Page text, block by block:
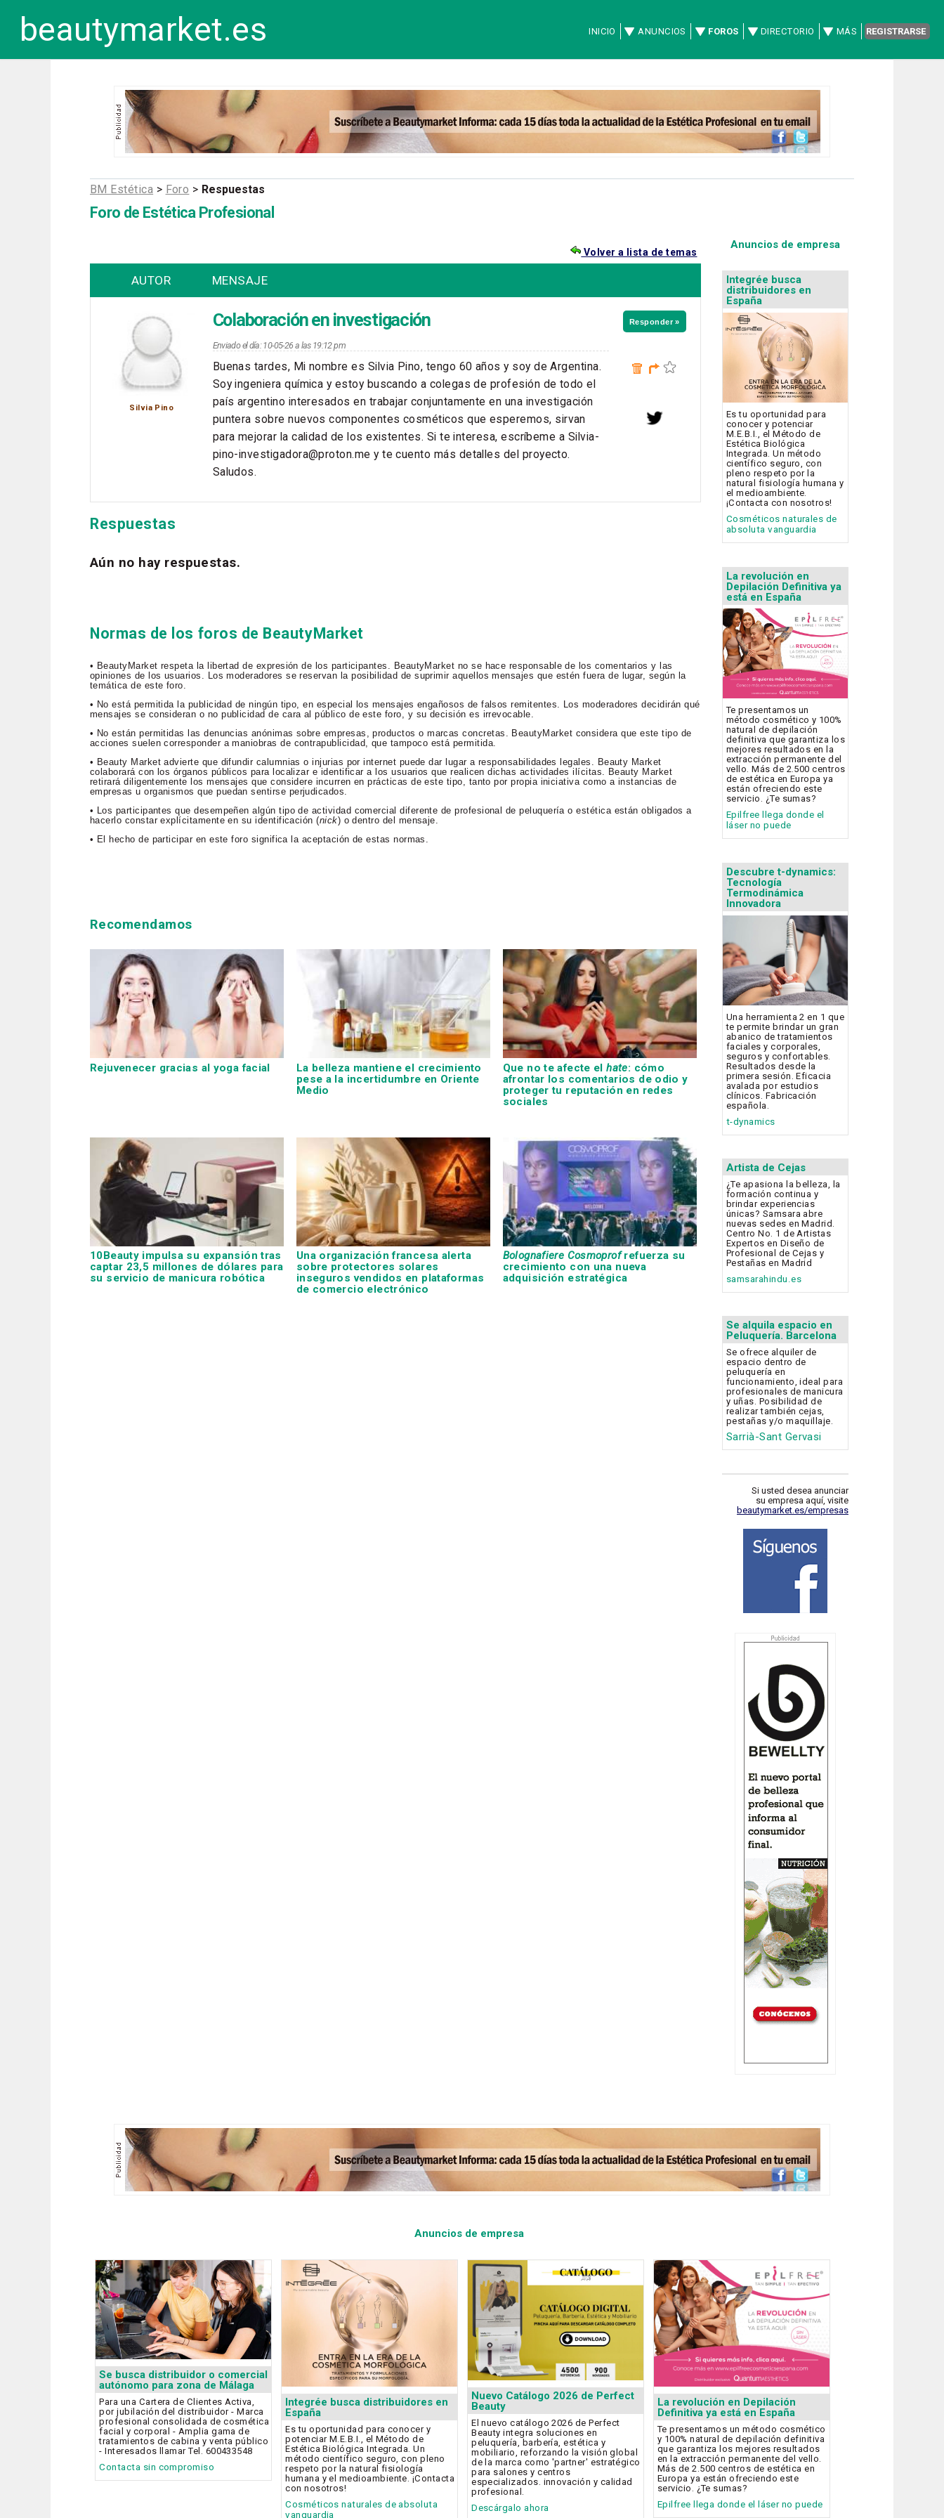
beautymarket.es INICIO ANUNCIOS FOROS DIRECTORIO MÁS REGISTRARSE
BM Estética > Foro > Respuestas
Foro de Estética Profesional
Volver a lista de temas
AUTOR MENSAJE
Silvia Pino
Colaboración en investigación
Enviado el día: 10-05-26 a las 19:12 pm
Buenas tardes, Mi nombre es Silvia Pino, tengo 60 años y soy de Argentina.
Soy ingeniera química y estoy buscando a colegas de profesión de todo el
país argentino interesados en trabajar conjuntamente en una investigación
puntera sobre nuevos componentes cosméticos que esperemos, sirvan
para mejorar la calidad de los existentes. Si te interesa, escríbeme a Silvia-
pino-investigadora@proton.me y te cuento más detalles del proyecto.
Saludos.
Responder »
Respuestas
Aún no hay respuestas.
Normas de los foros de BeautyMarket
• BeautyMarket respeta la libertad de expresión de los participantes. BeautyMarket no se hace responsable de los comentarios y las
opiniones de los usuarios. Los moderadores se reservan la posibilidad de suprimir aquellos mensajes que estén fuera de lugar, según la
temática de este foro.
• No está permitida la publicidad de ningún tipo, en especial los mensajes engañosos de falsos remitentes. Los moderadores decidirán qué
mensajes se consideran o no publicidad de cara al público de este foro, y su decisión es irrevocable.
• No están permitidas las denuncias anónimas sobre empresas, productos o marcas concretas. BeautyMarket considera que este tipo de
acciones suelen corresponder a maniobras de contrapublicidad, que tampoco está permitida.
• Beauty Market advierte que difundir calumnias o injurias por internet puede dar lugar a responsabilidades legales. Beauty Market
colaborará con los órganos públicos para localizar e identificar a los usuarios que realicen dichas actividades ilícitas. Beauty Market
retirará diligentemente los mensajes que considere incurren en prácticas de este tipo, tanto por propia iniciativa como a instancias de
empresas u organismos que puedan sentirse perjudicados.
• Los participantes que desempeñen algún tipo de actividad comercial diferente de profesional de peluquería o estética están obligados a
hacerlo constar explícitamente en su identificación (nick) o dentro del mensaje.
• El hecho de participar en este foro significa la aceptación de estas normas.
Recomendamos
Rejuvenecer gracias al yoga facial
La belleza mantiene el crecimiento
pese a la incertidumbre en Oriente
Medio
Que no te afecte elhate: cómo
afrontar los comentarios de odio y
proteger tu reputación en redes
sociales
10Beauty impulsa su expansión tras
captar 23,5 millones de dólares para
su servicio de manicura robótica
Una organización francesa alerta
sobre protectores solares
inseguros vendidos en plataformas
de comercio electrónico
Bolognafiere Cosmoprofrefuerza su
crecimiento con una nueva
adquisición estratégica
Anuncios de empresa
Integrée busca
distribuidores en
España
Es tu oportunidad para
conocer y potenciar
M.E.B.I., el Método de
Estética Biológica
Integrada. Un método
científico seguro, con
pleno respeto por la
natural fisiología humana y
el medioambiente.
¡Contacta con nosotros!
Cosméticos naturales de
absoluta vanguardia
La revolución en
Depilación Definitiva ya
está en España
Te presentamos un
método cosmético y 100%
natural de depilación
definitiva que garantiza los
mejores resultados en la
extracción permanente del
vello. Más de 2.500 centros
de estética en Europa ya
están ofreciendo este
servicio. ¿Te sumas?
Epilfree llega donde el
láser no puede
Descubre t-dynamics:
Tecnología
Termodinámica
Innovadora
Una herramienta 2 en 1 que
te permite brindar un gran
abanico de tratamientos
faciales y corporales,
seguros y confortables.
Resultados desde la
primera sesión. Eficacia
avalada por estudios
clínicos. Fabricación
española.
t-dynamics
Artista de Cejas
¿Te apasiona la belleza, la
formación continua y
brindar experiencias
únicas? Samsara abre
nuevas sedes en Madrid.
Centro No. 1 de Artistas
Expertos en Diseño de
Profesional de Cejas y
Pestañas en Madrid
samsarahindu.es
Se alquila espacio en
Peluquería. Barcelona
Se ofrece alquiler de
espacio dentro de
peluquería en
funcionamiento, ideal para
profesionales de manicura
y uñas. Posibilidad de
realizar también cejas,
pestañas y/o maquillaje.
Sarrià-Sant Gervasi
Si usted desea anunciar
su empresa aquí, visite
beautymarket.es/empresas
Anuncios de empresa
Se busca distribuidor o comercial
autónomo para zona de Málaga
Para una Cartera de Clientes Activa,
por jubilación del distribuidor - Marca
profesional consolidada de cosmética
facial y corporal - Amplia gama de
tratamientos de cabina y venta público
- Interesados llamar Tel. 600433548
Contacta sin compromiso
Integrée busca distribuidores en
España
Es tu oportunidad para conocer y
potenciar M.E.B.I., el Método de
Estética Biológica Integrada. Un
método científico seguro, con pleno
respeto por la natural fisiología
humana y el medioambiente. ¡Contacta
con nosotros!
Cosméticos naturales de absoluta
vanguardia
Nuevo Catálogo 2026 de Perfect
Beauty
El nuevo catálogo 2026 de Perfect
Beauty integra soluciones en
peluquería, barbería, estética y
mobiliario, reforzando la visión global
de la marca como 'partner' estratégico
para salones y centros
especializados. innovación y calidad
profesional.
Descárgalo ahora
La revolución en Depilación
Definitiva ya está en España
Te presentamos un método cosmético
y 100% natural de depilación definitiva
que garantiza los mejores resultados
en la extracción permanente del vello.
Más de 2.500 centros de estética en
Europa ya están ofreciendo este
servicio. ¿Te sumas?
Epilfree llega donde el láser no puede